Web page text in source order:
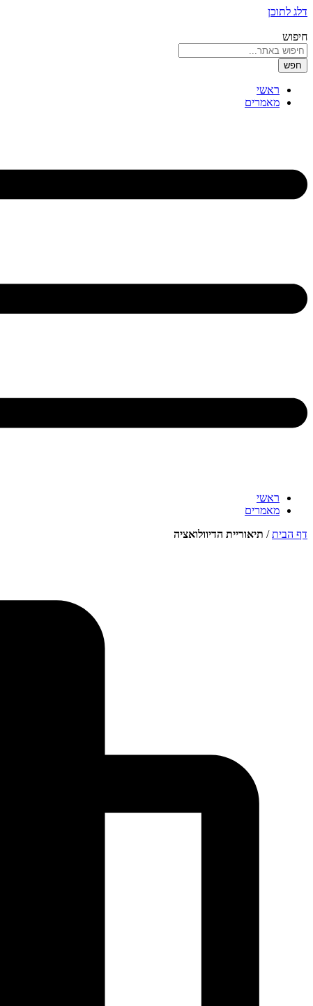
דלג לתוכן
חיפוש
חפש
ראשי
מאמרים
ראשי
מאמרים
דף הבית/ תיאוריית הדיוולואציה